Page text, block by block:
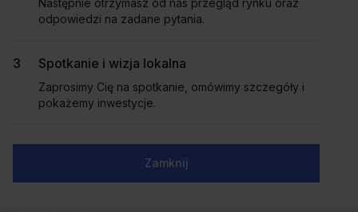
Biuro do wynajęcia Centrum
Biznesowe Faktoria
Ostatnie powierzchnie
Następnie otrzymasz od nas przegląd rynku oraz
odpowiedzi na zadane pytania.
Spotkanie i wizja lokalna
Zaprosimy Cię na spotkanie, omówimy szczegóły i
pokażemy inwestycje.
Zamknij
Email służbowy
Numer telefonu służbowy
Następnie otrzymasz od nas przegląd rynku oraz
odpowiedzi na zadane pytania.
Spotkanie i wizja lokalna
Zaprosimy Cię na spotkanie, omówimy szczegóły i
pokażemy inwestycje.
Zamknij